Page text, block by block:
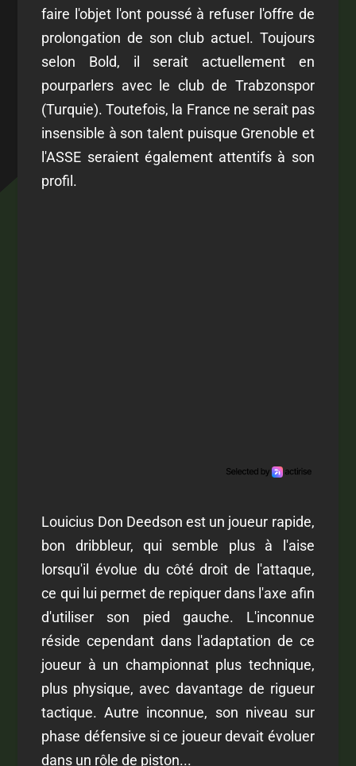
faire l'objet l'ont poussé à refuser l'offre de
prolongation de son club actuel. Toujours
selon Bold, il serait actuellement en
pourparlers avec le club de Trabzonspor
(Turquie). Toutefois, la France ne serait pas
insensible à son talent puisque Grenoble et
l'ASSE seraient également attentifs à son
profil.
Louicius Don Deedson est un joueur rapide,
bon dribbleur, qui semble plus à l'aise
lorsqu'il évolue du côté droit de l'attaque,
ce qui lui permet de repiquer dans l'axe afin
d'utiliser son pied gauche. L'inconnue
réside cependant dans l'adaptation de ce
joueur à un championnat plus technique,
plus physique, avec davantage de rigueur
tactique. Autre inconnue, son niveau sur
phase défensive si ce joueur devait évoluer
dans un rôle de piston...